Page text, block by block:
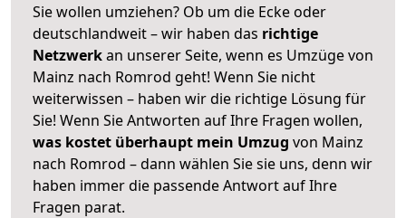
Sie wollen umziehen? Ob um die Ecke oder
deutschlandweit – wir haben das richtige
Netzwerkan unserer Seite, wenn es Umzüge von
Mainz nach Romrod geht! Wenn Sie nicht
weiterwissen – haben wir die richtige Lösung für
Sie! Wenn Sie Antworten auf Ihre Fragen wollen,
was kostet überhaupt mein Umzug von Mainz
nach Romrod – dann wählen Sie sie uns, denn wir
haben immer die passende Antwort auf Ihre
Fragen parat.